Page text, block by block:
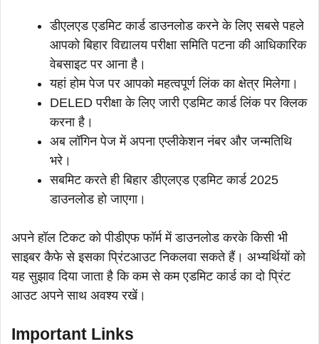
डीएलएड एडमिट कार्ड डाउनलोड करने के लिए सबसे पहले
आपको बिहार विद्यालय परीक्षा समिति पटना की आधिकारिक
वेबसाइट पर आना है।
यहां होम पेज पर आपको महत्वपूर्ण लिंक का क्षेत्र मिलेगा।
DELED परीक्षा के लिए जारी एडमिट कार्ड लिंक पर क्लिक
करना है।
अब लॉगिन पेज में अपना एप्लीकेशन नंबर और जन्मतिथि
भरे।
सबमिट करते ही बिहार डीएलएड एडमिट कार्ड 2025
डाउनलोड हो जाएगा।
अपने हॉल टिकट को पीडीएफ फॉर्म में डाउनलोड करके किसी भी
साइबर कैफे से इसका प्रिंटआउट निकलवा सकते हैं। अभ्यर्थियों को
यह सुझाव दिया जाता है कि कम से कम एडमिट कार्ड का दो प्रिंट
आउट अपने साथ अवश्य रखें।
Important Links